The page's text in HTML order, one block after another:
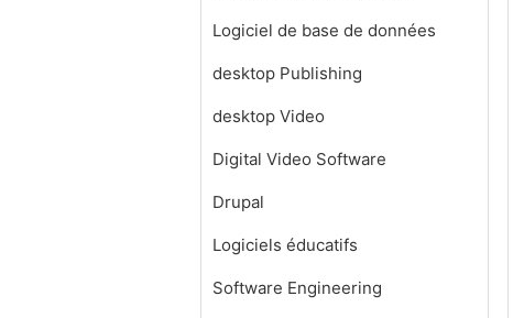
Logiciel de base de données
desktop Publishing
desktop Video
Digital Video Software
Drupal
Logiciels éducatifs
Software Engineering